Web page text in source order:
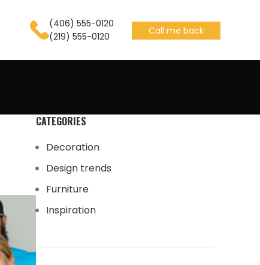
(406) 555-0120
(219) 555-0120
Call me back
CATEGORIES
Decoration
Design trends
Furniture
Inspiration